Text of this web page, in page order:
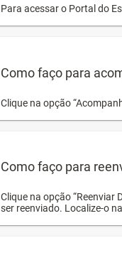
Para acessar o Portal do
Como faço para
Clique na opção
Como faço para
Clique na opção “Reenviar
ser reenviado. Localize-o